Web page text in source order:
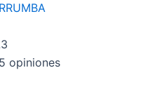
opiniones